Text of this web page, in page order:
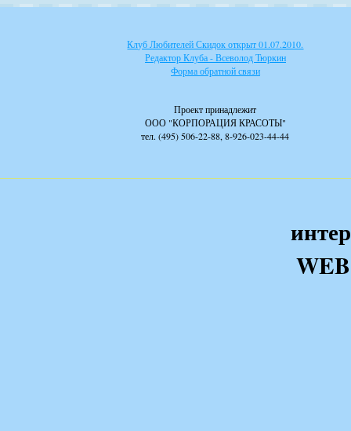
Клуб Любителей Скидок открыт 01.07.2010.
Редактор Клуба - Всеволод Тюркин
Форма обратной связи
Проект принадлежит
ООО "КОРПОРАЦИЯ КРАСОТЫ"
тел. (495) 506-22-88, 8-926-023-44-44